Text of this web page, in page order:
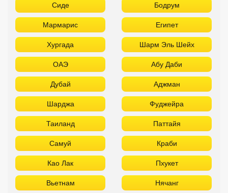
Сиде Бодрум
Мармарис Египет
Хургада Шарм Эль Шейх
ОАЭ Абу Даби
Дубай Аджман
Шарджа Фуджейра
Таиланд Паттайя
Самуй Краби
Као Лак Пхукет
Вьетнам Нячанг